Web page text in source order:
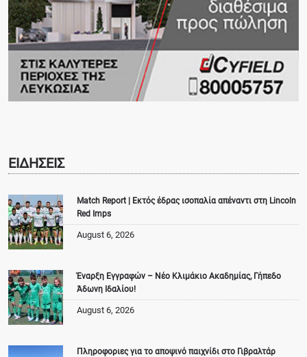
ΕΙΔΗΣΕΙΣ
Match Report | Εκτός έδρας ισοπαλία απέναντι στη Lincoln
Red Imps
August 6, 2026
Έναρξη Εγγραφών – Νέο Κλιμάκιο Ακαδημίας, Γήπεδο
Άδωνη Ιδαλίου!
August 6, 2026
Πληροφοριες για το αποψινό παιχνίδι στο Γιβραλτάρ